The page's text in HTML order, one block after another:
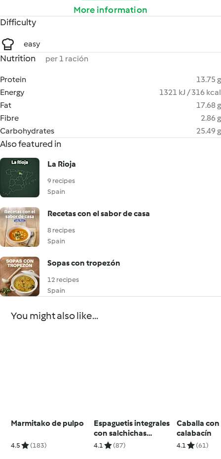
More information
Difficulty
easy
Nutrition per 1 ración
Protein
13.75 g
Energy
1321 kJ / 316 kcal
Fat
17.68 g
Fibre
2.86 g
Carbohydrates
25.49 g
Also featured in
La Rioja
9 recipes
Spain
Recetas con el sabor de casa
8 recipes
Spain
Sopas con tropezón
12 recipes
Spain
You might also like...
Marmitako de pulpo
4.5 (183)
Espaguetis integrales
con salchichas
frescas para dos
4.1 (87)
Caballa
calabacín
4.1 (61)